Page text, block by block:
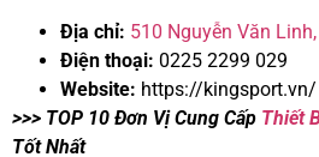
Địa chỉ: 510 Nguyễn Văn
Điện thoại: 0225 2299 029
Website: https://kingsport.vn/
>>> TOP 10 Đơn Vị Cung Cấp Thiết
Tốt Nhất